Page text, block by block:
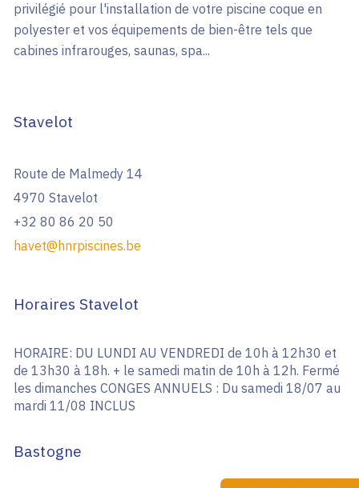
privilégié pour l'installation de votre piscine coque en
polyester et vos équipements de bien-être tels que
cabines infrarouges, saunas, spa...
Stavelot
Route de Malmedy 14
4970 Stavelot
+32 80 86 20 50
havet@hnrpiscines.be
Horaires Stavelot
HORAIRE: DU LUNDI AU VENDREDI de 10h à 12h30 et
de 13h30 à 18h. + le samedi matin de 10h à 12h. Fermé
les dimanches CONGES ANNUELS : Du samedi 18/07 au
mardi 11/08 INCLUS
Bastogne